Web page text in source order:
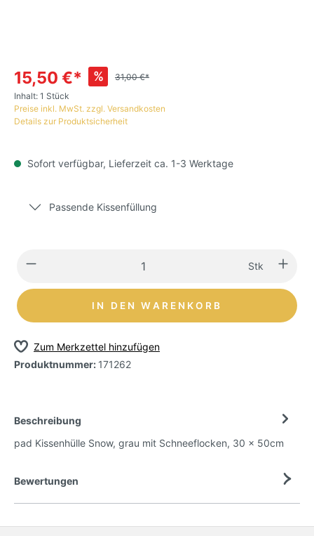
15,50 €* %
31,00 €*
Inhalt: 1 Stück
Preise inkl. MwSt. zzgl. Versandkosten
Details zur Produktsicherheit
Sofort verfügbar, Lieferzeit ca. 1-3 Werktage
Passende Kissenfüllung
Stk
IN DEN WARENKORB
Zum Merkzettel hinzufügen
Produktnummer: 171262
Beschreibung
pad Kissenhülle Snow, grau mit Schneeflocken, 30 x 50cm
Bewertungen